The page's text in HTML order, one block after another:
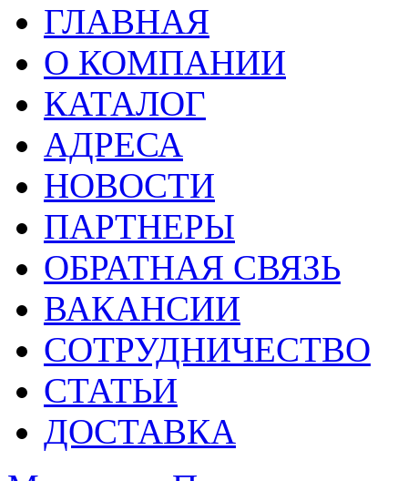
ГЛАВНАЯ
О КОМПАНИИ
КАТАЛОГ
АДРЕСА
НОВОСТИ
ПАРТНЕРЫ
ОБРАТНАЯ СВЯЗЬ
ВАКАНСИИ
СОТРУДНИЧЕСТВО
СТАТЬИ
ДОСТАВКА